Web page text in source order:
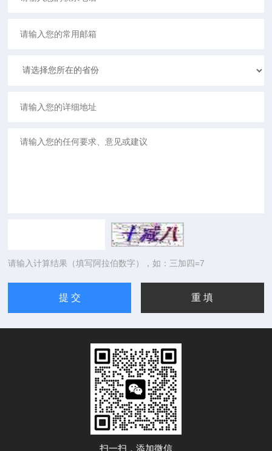
请输入计算结果（填写阿拉伯数字），如：三加四=7
扫一扫，添加微信